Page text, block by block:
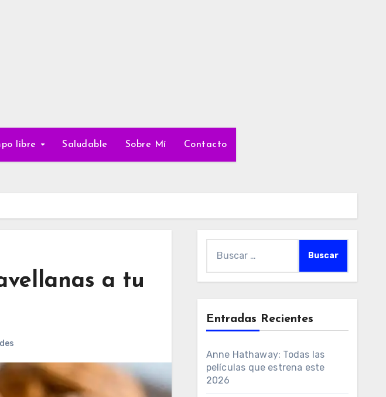
libre Saludable Sobre Mí Contacto
a tu
Entradas Recientes
Anne Hathaway: Todas las
películas que estrena este
2026